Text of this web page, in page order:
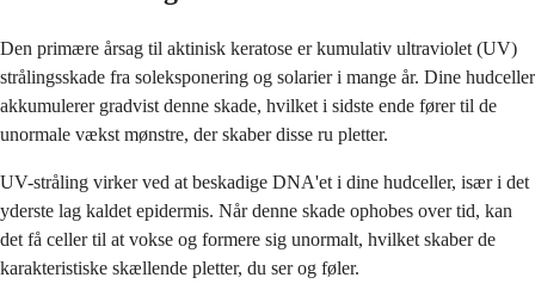
Den primære årsag til aktinisk keratose er kumulativ ultraviolet (UV)
strålingsskade fra soleksponering og solarier i mange år. Dine hudceller
akkumulerer gradvist denne skade, hvilket i sidste ende fører til de
unormale vækst mønstre, der skaber disse ru pletter.
UV-stråling virker ved at beskadige DNA'et i dine hudceller, især i det
yderste lag kaldet epidermis. Når denne skade ophobes over tid, kan
det få celler til at vokse og formere sig unormalt, hvilket skaber de
karakteristiske skællende pletter, du ser og føler.